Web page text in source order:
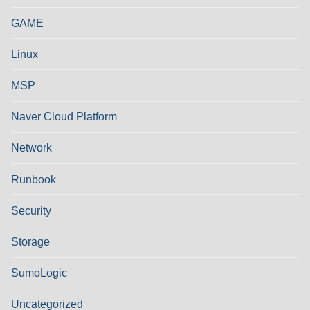
GAME
Linux
MSP
Naver Cloud Platform
Network
Runbook
Security
Storage
SumoLogic
Uncategorized